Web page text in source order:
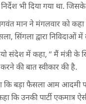
भी दिया गया था.
मान ने मंगलवार को कहा
सिंगला द्वारा
संदेश में कहा, “ मैं मंत्री के
की बात स्वीकार की है.
कि बड़ा फैसला आम आदमी
कि उनकी पार्टी एकमात्र